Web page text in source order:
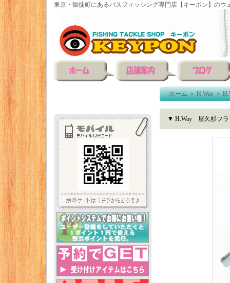
東京・御徒町にあるバスフィッシング専門店【キーポン】のウ
ホーム＞H.Way＞
▼ H.Way 屋久杉フラ